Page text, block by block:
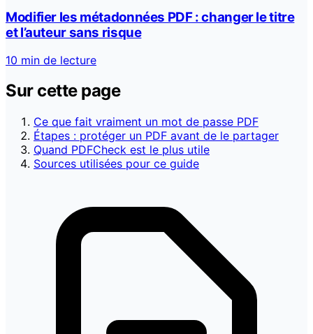
Modifier les métadonnées PDF : changer le titre
et l’auteur sans risque
10 min de lecture
Sur cette page
Ce que fait vraiment un mot de passe PDF
Étapes : protéger un PDF avant de le partager
Quand PDFCheck est le plus utile
Sources utilisées pour ce guide